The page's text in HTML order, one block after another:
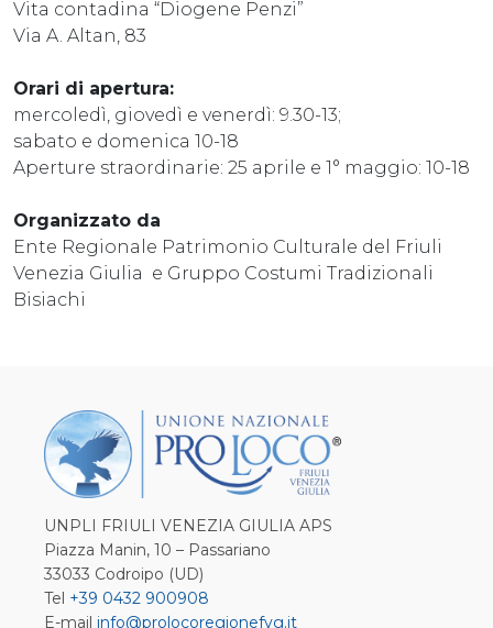
Vita contadina “Diogene Penzi”
Via A. Altan, 83
Orari di apertura:
mercoledì, giovedì e venerdì: 9.30-13;
sabato e domenica 10-18
Aperture straordinarie: 25 aprile e 1° maggio: 10-18
Organizzato da
Ente Regionale Patrimonio Culturale del Friuli
Venezia Giulia e Gruppo Costumi Tradizionali
Bisiachi
UNPLI FRIULI VENEZIA GIULIA APS
Piazza Manin, 10 – Passariano
33033 Codroipo (UD)
Tel +39 0432 900908
E-mail info@prolocoregionefvg.it